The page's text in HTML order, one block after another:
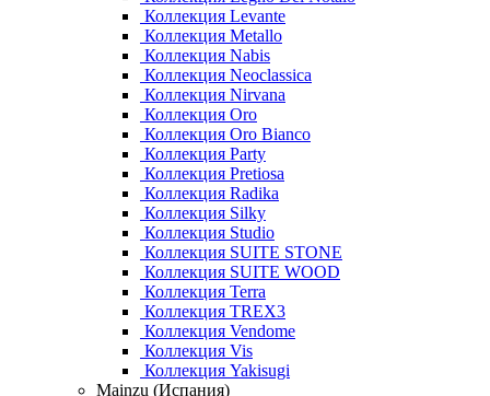
Коллекция Levante
Коллекция Metallo
Коллекция Nabis
Коллекция Neoclassica
Коллекция Nirvana
Коллекция Oro
Коллекция Oro Bianco
Коллекция Party
Коллекция Pretiosa
Коллекция Radika
Коллекция Silky
Коллекция Studio
Коллекция SUITE STONE
Коллекция SUITE WOOD
Коллекция Terra
Коллекция TREX3
Коллекция Vendome
Коллекция Vis
Коллекция Yakisugi
Mainzu (Испания)